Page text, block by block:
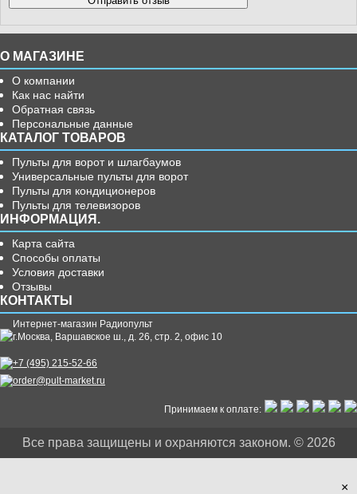
О МАГАЗИНЕ
О компании
Как нас найти
Обратная связь
Персональные данные
КАТАЛОГ ТОВАРОВ
Пульты для ворот и шлагбаумов
Универсальные пульты для ворот
Пульты для кондиционеров
Пульты для телевизоров
ИНФОРМАЦИЯ.
Карта сайта
Способы оплаты
Условия доставки
Отзывы
КОНТАКТЫ
Интернет-магазин Радиопульт
г.Москва, Варшавское ш., д. 26, стр. 2, офис 10
+7 (495) 215-52-66
order@pult-market.ru
Принимаем к оплате:
Все права защищены и охраняются законом. © 2026
×